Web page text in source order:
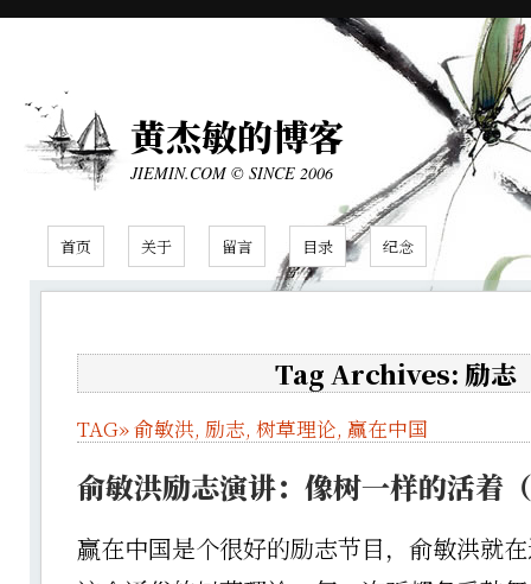
黄杰敏的博客
JIEMIN.COM © SINCE 2006
首页 关于 留言 目录 纪念
Tag Archives: 励志
TAG»俞敏洪, 励志, 树草理论, 赢在中国
俞敏洪励志演讲：像树一样的活着
赢在中国是个很好的励志节目，俞敏洪就